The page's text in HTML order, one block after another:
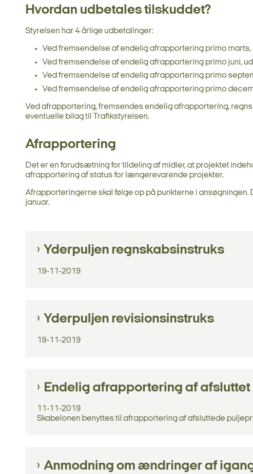
Hvordan udbetales tilskuddet?
Styrelsen har 4 årlige udbetalinger:
Ved fremsendelse af endelig afrapportering primo
Ved fremsendelse af endelig afrapportering primo juni,
Ved fremsendelse af endelig afrapportering primo
Ved fremsendelse af endelig afrapportering primo
Ved afrapportering, fremsendes endelig afrapportering,
eventuelle bilag til Trafikstyrelsen.
Afrapportering
Det er en forudsætning for tildeling af midler, at projektet
afrapportering af status for længerevarende projekter.
Afrapporteringerne skal følge op på punkterne i
januar.
Yderpuljen regnskabsinstruks
19-11-2019
Yderpuljen revisionsinstruks
19-11-2019
Endelig afrapportering af afsluttet
11-11-2019
Skabelonen benyttes til afrapportering af afsluttede
Anmodning om ændringer af